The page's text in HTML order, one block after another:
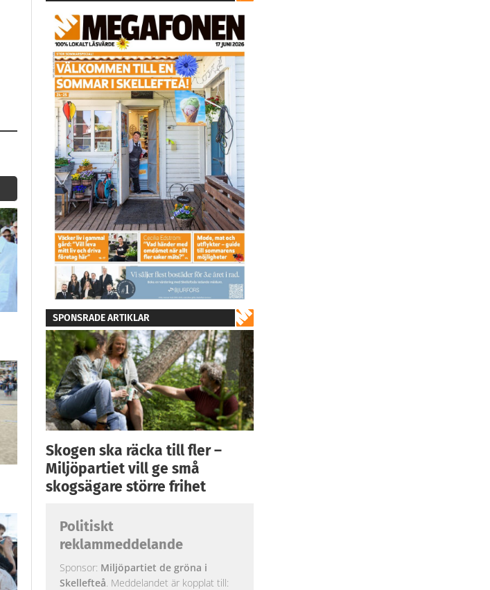
SPONSRADE ARTIKLAR
Skogen ska räcka till fler –
Miljöpartiet vill ge små
skogsägare större frihet
Politiskt
reklammeddelande
Sponsor: Miljöpartiet de gröna i
Skellefteå. Meddelandet är kopplat till: